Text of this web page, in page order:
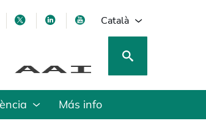
new tab
opens in a new tab
opens in a new tab
opens in a new tab
Català
Más info